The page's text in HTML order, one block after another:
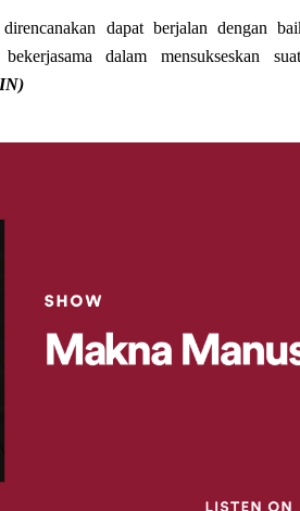
dapat berjalan dengan
dalam mensukseskan